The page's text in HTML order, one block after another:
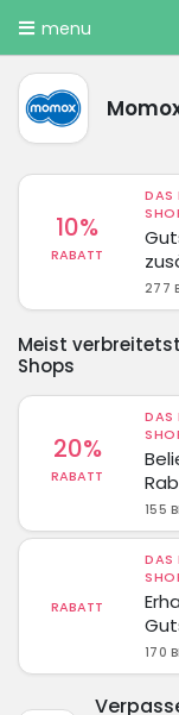
menu
10%
RABATT
DAS
277
Meist
Shops
20%
RABATT
DAS
155
RABATT
DAS
170